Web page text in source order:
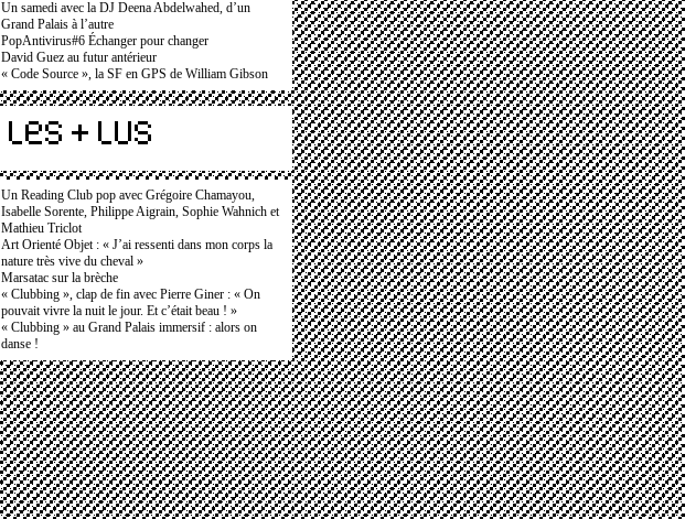
Un samedi avec la DJ Deena Abdelwahed, d’un
Grand Palais à l’autre
PopAntivirus#6 Échanger pour changer
David Guez au futur antérieur
« Code Source », la SF en GPS de William Gibson
Un Reading Club pop avec Grégoire Chamayou,
Isabelle Sorente, Philippe Aigrain, Sophie Wahnich et
Mathieu Triclot
Art Orienté Objet : « J’ai ressenti dans mon corps la
nature très vive du cheval »
Marsatac sur la brèche
« Clubbing », clap de fin avec Pierre Giner : « On
pouvait vivre la nuit le jour. Et c’était beau ! »
« Clubbing » au Grand Palais immersif : alors on
danse !